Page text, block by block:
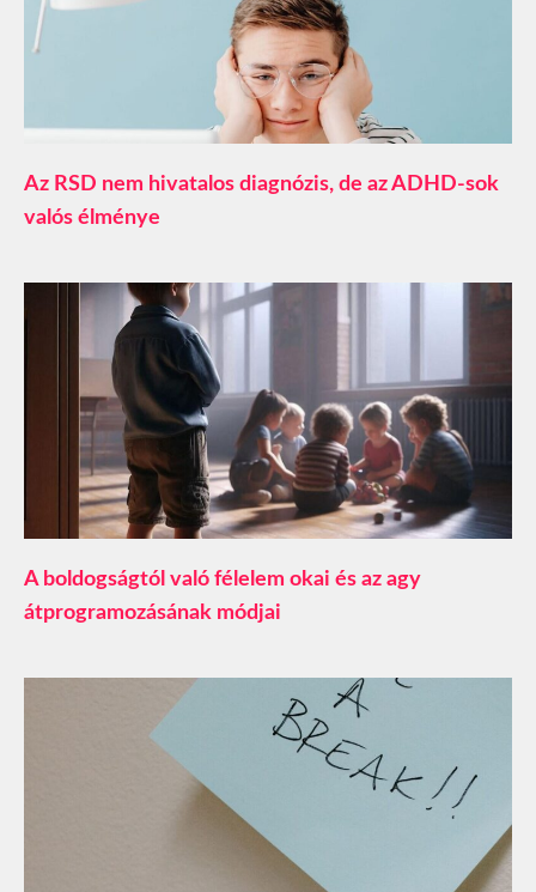
Az RSD nem hivatalos diagnózis, de az ADHD-sok
valós élménye
A boldogságtól való félelem okai és az agy
átprogramozásának módjai